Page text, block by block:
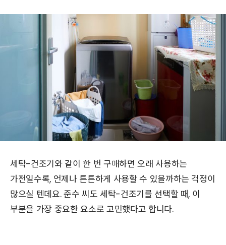
세탁-건조기와 같이 한 번 구매하면 오래 사용하는
가전일수록, 언제나 튼튼하게 사용할 수 있을까하는 걱정이
많으실 텐데요. 준수 씨도 세탁-건조기를 선택할 때, 이
부분을 가장 중요한 요소로 고민했다고 합니다.